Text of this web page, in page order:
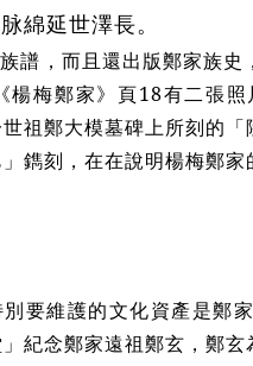
綿延世澤長。
譜，而且還出版鄭家族
楊梅鄭家》頁18有二張
祖鄭大模墓碑上所刻的
鐫刻，在在說明楊梅鄭
要維護的文化資產是鄭
紀念鄭家遠祖鄭玄，鄭